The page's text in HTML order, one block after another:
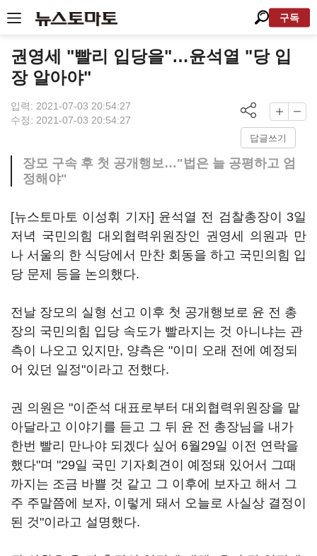
구독
권영세 "빨리 입당을"…윤석열 "당 입
장 알아야"
입력: 2021-07-03 20:54:27
수정: 2021-07-03 20:54:27
답글쓰기
장모 구속 후 첫 공개행보…"법은 늘 공평하고 엄
정해야"
[뉴스토마토 이성휘 기자] 윤석열 전 검찰총장이 3일
저녁 국민의힘 대외협력위원장인 권영세 의원과 만
나 서울의 한 식당에서 만찬 회동을 하고 국민의힘 입
당 문제 등을 논의했다.
전날 장모의 실형 선고 이후 첫 공개행보로 윤 전 총
장의 국민의힘 입당 속도가 빨라지는 것 아니냐는 관
측이 나오고 있지만, 양측은 "이미 오래 전에 예정되
어 있던 일정"이라고 전했다.
권 의원은 "이준석 대표로부터 대외협력위원장을 맡
아달라고 이야기를 듣고 그 뒤 윤 전 총장님을 내가
한번 빨리 만나야 되겠다 싶어 6월29일 이전 연락을
했다"며 "29일 국민 기자회견이 예정돼 있어서 그때
까지는 조금 바쁠 것 같고 그 이후에 보자고 해서 그
주 주말쯤에 보자, 이렇게 돼서 오늘로 사실상 결정이
된 것"이라고 설명했다.